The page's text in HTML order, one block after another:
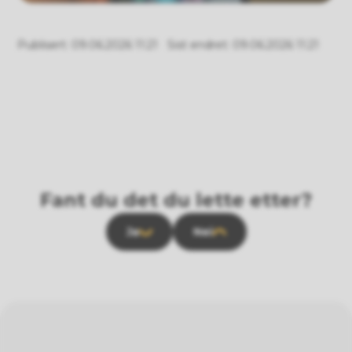
Publisert Sist endret
Fant du det du lette etter?
Ja Nei